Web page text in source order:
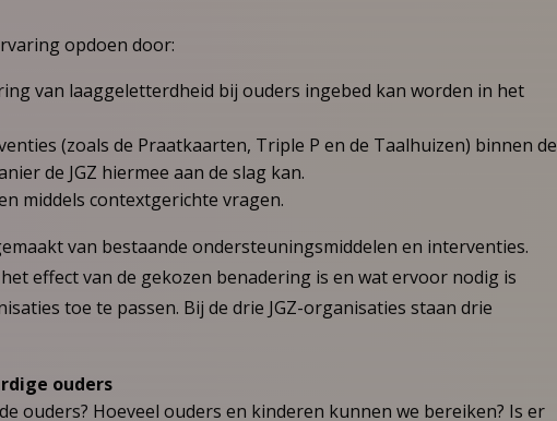
opdoen door:
van laaggeletterdheid bij ouders ingebed kan worden in het
(zoals de Praatkaarten, Triple P en de Taalhuizen) binnen de
de JGZ hiermee aan de slag kan.
middels contextgerichte vragen.
van bestaande ondersteuningsmiddelen en interventies.
effect van de gekozen benadering is en wat ervoor nodig is
toe te passen. Bij de drie JGZ-organisaties staan drie
ouders
ouders? Hoeveel ouders en kinderen kunnen we bereiken? Is er